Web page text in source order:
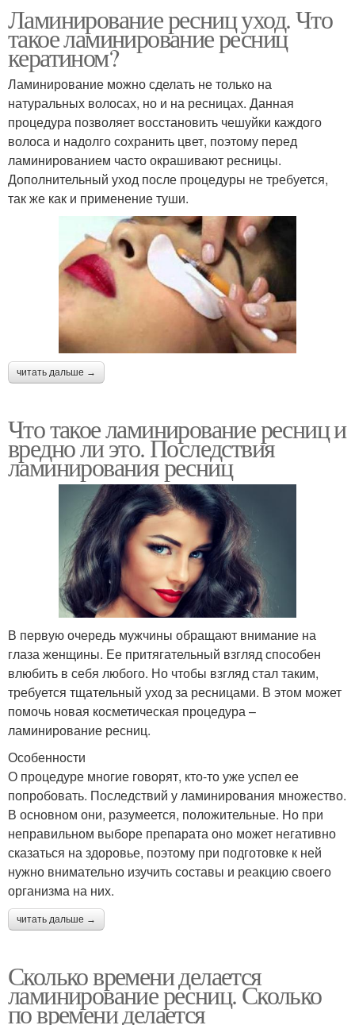
Ламинирование ресниц уход. Что
такое ламинирование ресниц
кератином?
Ламинирование можно сделать не только на
натуральных волосах, но и на ресницах. Данная
процедура позволяет восстановить чешуйки каждого
волоса и надолго сохранить цвет, поэтому перед
ламинированием часто окрашивают ресницы.
Дополнительный уход после процедуры не требуется,
так же как и применение туши.
читать дальше →
Что такое ламинирование ресниц и
вредно ли это. Последствия
ламинирования ресниц
В первую очередь мужчины обращают внимание на
глаза женщины. Ее притягательный взгляд способен
влюбить в себя любого. Но чтобы взгляд стал таким,
требуется тщательный уход за ресницами. В этом может
помочь новая косметическая процедура –
ламинирование ресниц.
Особенности
О процедуре многие говорят, кто-то уже успел ее
попробовать. Последствий у ламинирования множество.
В основном они, разумеется, положительные. Но при
неправильном выборе препарата оно может негативно
сказаться на здоровье, поэтому при подготовке к ней
нужно внимательно изучить составы и реакцию своего
организма на них.
читать дальше →
Сколько времени делается
ламинирование ресниц. Сколько
по времени делается